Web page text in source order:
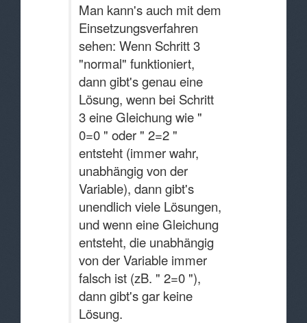
Man kann's auch mit dem
Einsetzungsverfahren
sehen: Wenn Schritt 3
"normal" funktioniert,
dann gibt's genau eine
Lösung, wenn bei Schritt
3 eine Gleichung wie "
0=0 " oder " 2=2 "
entsteht (immer wahr,
unabhängig von der
Variable), dann gibt's
unendlich viele Lösungen,
und wenn eine Gleichung
entsteht, die unabhängig
von der Variable immer
falsch ist (zB. " 2=0 "),
dann gibt's gar keine
Lösung.